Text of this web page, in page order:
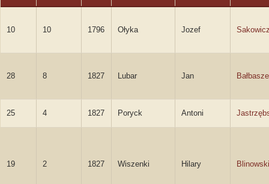
10 10 1796 Ołyka Jozef
28 8 1827 Lubar Jan
25 4 1827 Poryck Antoni
19 2 1827 Wiszenki Hilary Blinowski